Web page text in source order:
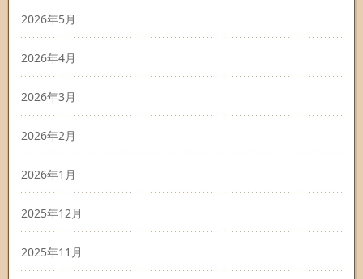
2026年5月
2026年4月
2026年3月
2026年2月
2026年1月
2025年12月
2025年11月